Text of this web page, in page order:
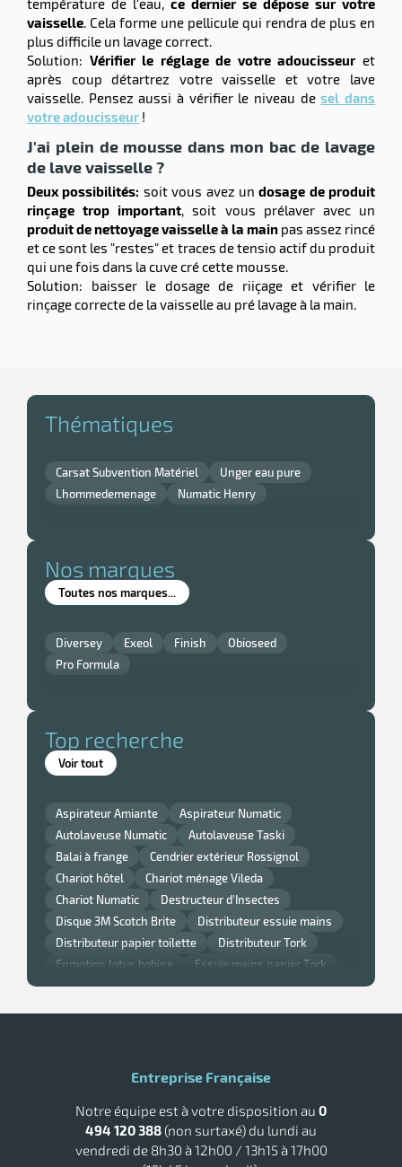
température de l'eau, ce dernier se dépose sur votre
vaisselle. Cela forme une pellicule qui rendra de plus en
plus difficile un lavage correct.
Solution: Vérifier le réglage de votre adoucisseuret
après coup détartrez votre vaisselle et votre lave
vaisselle. Pensez aussi à vérifier le niveau desel dans
votre adoucisseur !
J'ai plein de mousse dans mon bac de lavage
de lave vaisselle ?
Deux possibilités: soit vous avez undosage de produit
rinçage trop important, soit vous prélaver avec un
produit de nettoyage vaisselle à la main pas assez rincé
et ce sont les "restes" et traces de tensio actif du produit
qui une fois dans la cuve cré cette mousse.
Solution: baisser le dosage de riiçage et vérifier le
rinçage correcte de la vaisselle au pré lavage à la main.
Thématiques
Carsat Subvention Matériel
Unger eau pure
Lhommedemenage
Numatic Henry
Nos marques
Toutes nos marques...
Diversey Exeol Finish
Obioseed
Pro Formula
Top recherche
Voir tout
Aspirateur Amiante
Aspirateur Numatic
Autolaveuse Numatic
Autolaveuse Taski
Balai à frange
Cendrier extérieur Rossignol
Chariot hôtel
Chariot ménage Vileda
Chariot Numatic
Destructeur d'Insectes
Disque 3M Scotch Brite
Distributeur essuie mains
Distributeur papier toilette
Distributeur Tork
Enmotion lotus bobine
Essuie mains papier Tork
Gant nitrile
Lavette super chicopee
Monobrosse
Poubelle Rossignol
Poubelle Rubbermaid
Tork savon
Entreprise Française
Notre équipe est à votre disposition au 0
494 120 388 (non surtaxé) du lundi au
vendredi de 8h30 à 12h00 / 13h15 à 17h00